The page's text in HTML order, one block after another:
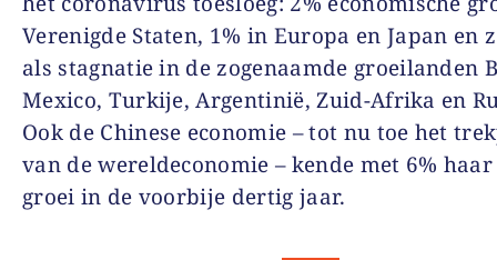
Verenigde Staten, 1% in Europa en Japan en
als stagnatie in de zogenaamde groeilanden
Mexico, Turkije, Argentinië, Zuid-Afrika en
Ook de Chinese economie – tot nu toe het
van de wereldeconomie – kende met 6%
groei in de voorbije dertig jaar.